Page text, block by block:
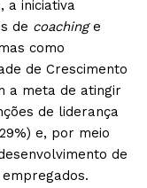
a iniciativa
de coachinge
como
de Crescimento
a meta de atingir
de liderança
e, por meio
de